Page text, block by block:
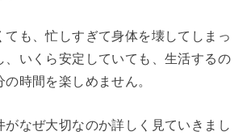
ても、忙しすぎて身体を壊してしまっ
、いくら安定していても、生活するの
時間を楽しめません。
がなぜ大切なのか詳しく見ていきまし